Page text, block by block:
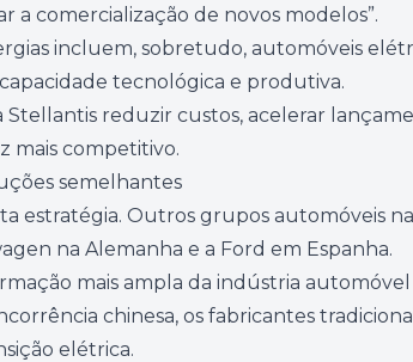
a comercialização de novos modelos”.
incluem, sobretudo, automóveis
tecnológica e produtiva.
reduzir custos, acelerar
mais competitivo.
semelhantes
estratégia. Outros grupos automóveis
na Alemanha e a Ford em Espanha.
mais ampla da indústria
chinesa, os fabricantes
elétrica.